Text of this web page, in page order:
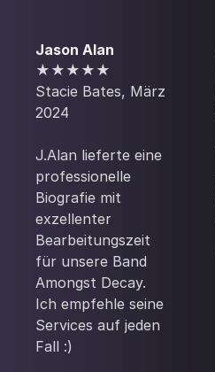
Jason Alan
★★★★★‍
‍Stacie Bates, März
2024
‍J.Alan lieferte eine
professionelle
Biografie mit
exzellenter
Bearbeitungszeit
für unsere Band
Amongst Decay.
Ich empfehle seine
Services auf jeden
Fall :)